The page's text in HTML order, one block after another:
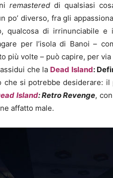
remastered di qualsiasi
po’ diverso, fra gli
qualcosa di irrinunciabile
per l’isola di Banoi –
più volte – può capire, per
che la Dead Island:
che si potrebbe desiderare: il
Island: Retro Revenge,
affatto male.